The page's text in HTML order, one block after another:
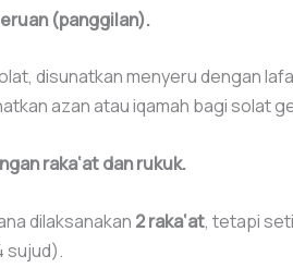
(panggilan).
disunatkan menyeru dengan
azan atau iqamah bagi solat
raka‘at dan rukuk.
dilaksanakan 2 raka‘at, tetapi
sujud).